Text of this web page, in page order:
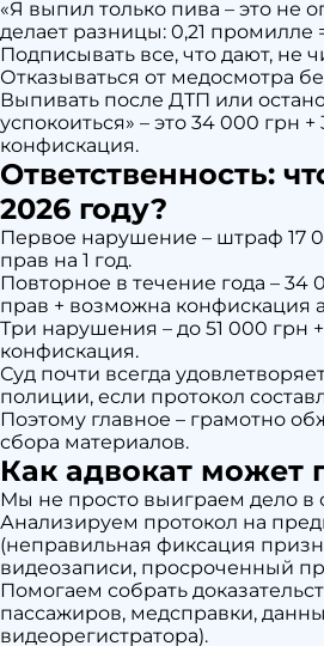
«Я выпил только пива – это не
делает разницы: 0,21 промилле
Подписывать все, что дают, не
Отказываться от медосмотра
Выпивать после ДТП или
успокоиться» – это 34 000 грн +
конфискация.
Ответственность:
2026 году?
Первое нарушение – штраф 17
прав на 1 год.
Повторное в течение года – 34
прав + возможна конфискация
Три нарушения – до 51 000 грн
конфискация.
Суд почти всегда
полиции, если протокол
Поэтому главное – грамотно
сбора материалов.
Как адвокат может
Мы не просто выиграем дело в
Анализируем протокол на
(неправильная фиксация
видеозаписи, просроченный
Помогаем собрать
пассажиров, медсправки,
видеорегистратора).